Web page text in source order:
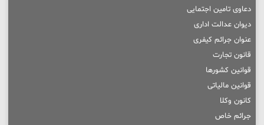
دعاوی تامین اجتمایی
دیوان عدالت اداری
عنوان جرائم کیفری
قانون تجارت
قوانین کشورها
قوانین مالیاتی
کانون وکلا
جرائم خاص